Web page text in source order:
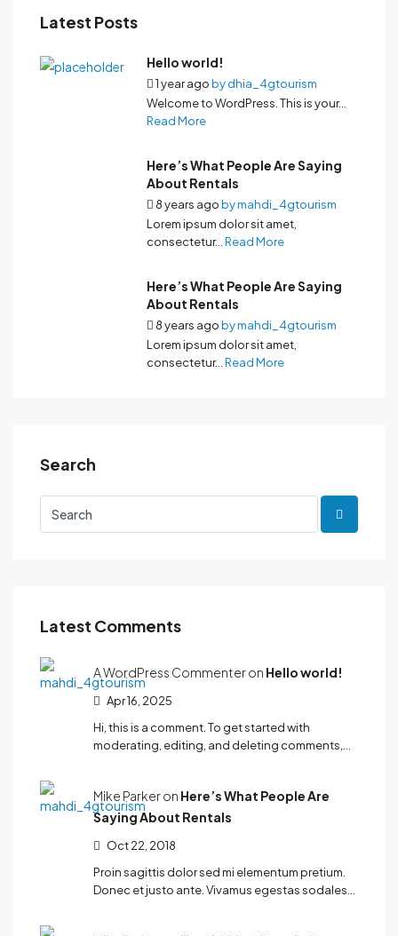
Latest Posts
Hello world!
1 year agobydhia_4gtourism
Welcome to WordPress. This is your...
Read More
Here’s What People Are Saying
About Rentals
8 years agobymahdi_4gtourism
Lorem ipsum dolor sit amet,
consectetur...Read More
Here’s What People Are Saying
About Rentals
8 years agobymahdi_4gtourism
Lorem ipsum dolor sit amet,
consectetur...Read More
Search
Latest Comments
A WordPress Commenter on Hello world!
Apr 16, 2025
Hi, this is a comment. To get started with
moderating, editing, and deleting comments,…
Mike Parker on Here’s What People Are
Saying About Rentals
Oct 22, 2018
Proin sagittis dolor sed mi elementum pretium.
Donec et justo ante. Vivamus egestas sodales…